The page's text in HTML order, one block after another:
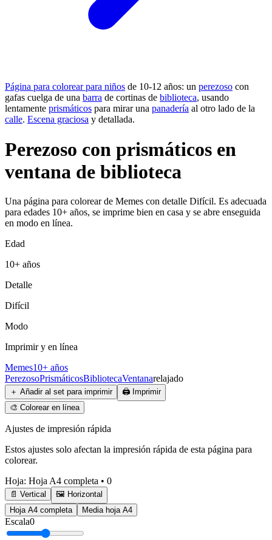
Página para colorear para niños de 10-12 años: un perezoso con
gafas cuelga de una barra de cortinas de biblioteca, usando
lentamente prismáticos para mirar una panadería al otro lado de la
calle. Escena graciosa y detallada.
Perezoso con prismáticos en
ventana de biblioteca
Una página para colorear de Memes con detalle Difícil. Es adecuada
para edades 10+ años, se imprime bien en casa y se abre enseguida
en modo en línea.
Edad
10+ años
Detalle
Difícil
Modo
Imprimir y en línea
Memes10+ años
PerezosoPrismáticosBibliotecaVentanarelajado
＋ Añadir al set para imprimir 🖨️ Imprimir
🎨 Colorear en línea
Ajustes de impresión rápida
Estos ajustes solo afectan la impresión rápida de esta página para
colorear.
Hoja: Hoja A4 completa • 0
📄 Vertical
🖼️ Horizontal
Hoja A4 completa
Media hoja A4
Escala0